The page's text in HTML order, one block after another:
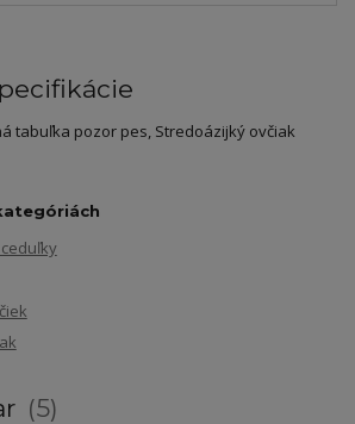
tabuľka pozor pes, Stredoázijký ovčiak
5